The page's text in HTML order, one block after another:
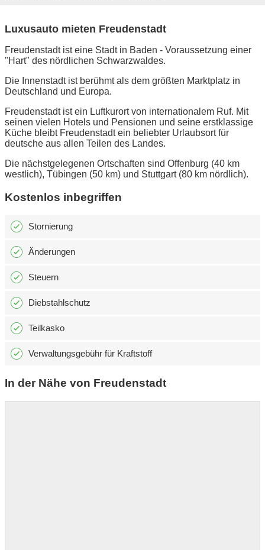
Luxusauto mieten Freudenstadt
Freudenstadt ist eine Stadt in Baden - Voraussetzung einer
"Hart" des nördlichen Schwarzwaldes.
Die Innenstadt ist berühmt als dem größten Marktplatz in
Deutschland und Europa.
Freudenstadt ist ein Luftkurort von internationalem Ruf. Mit
seinen vielen Hotels und Pensionen und seine erstklassige
Küche bleibt Freudenstadt ein beliebter Urlaubsort für
deutsche aus allen Teilen des Landes.
Die nächstgelegenen Ortschaften sind Offenburg (40 km
westlich), Tübingen (50 km) und Stuttgart (80 km nördlich).
Kostenlos inbegriffen
Stornierung
Änderungen
Steuern
Diebstahlschutz
Teilkasko
Verwaltungsgebühr für Kraftstoff
In der Nähe von Freudenstadt